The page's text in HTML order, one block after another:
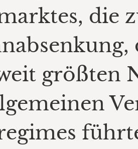
die
größten